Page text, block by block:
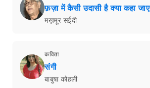
फ़ज़ा में कैसी उदासी है क्या कहा जाए
मख़मूर सईदी
कविता
संगी
बाबुषा कोहली